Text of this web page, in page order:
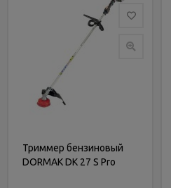
Триммер бензиновый
DORMAK DK 27 S Pro